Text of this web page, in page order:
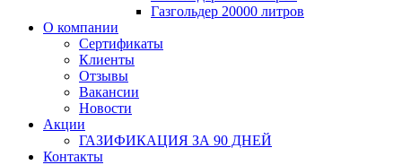
Газгольдер 20000 литров
О компании
Сертификаты
Клиенты
Отзывы
Вакансии
Новости
Акции
ГАЗИФИКАЦИЯ ЗА 90 ДНЕЙ
Контакты